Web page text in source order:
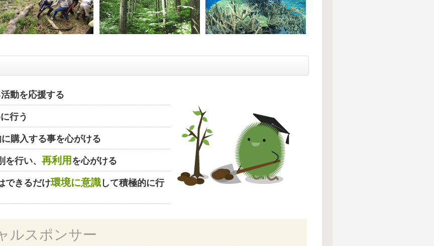
動を応援する
行う
購入する事を心がける
行い、 再利用 を心がける
できるだけ環境に意識して積極的に行
ルスポンサー